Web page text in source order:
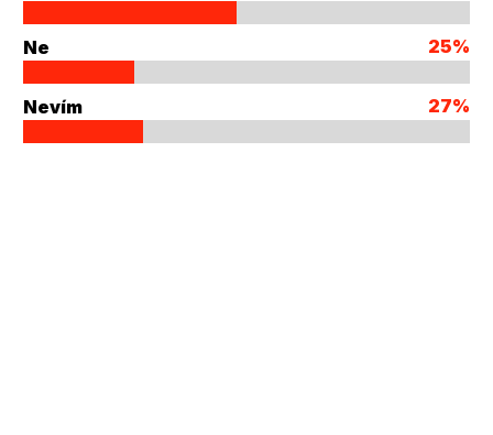
Ne 25%
Nevím 27%